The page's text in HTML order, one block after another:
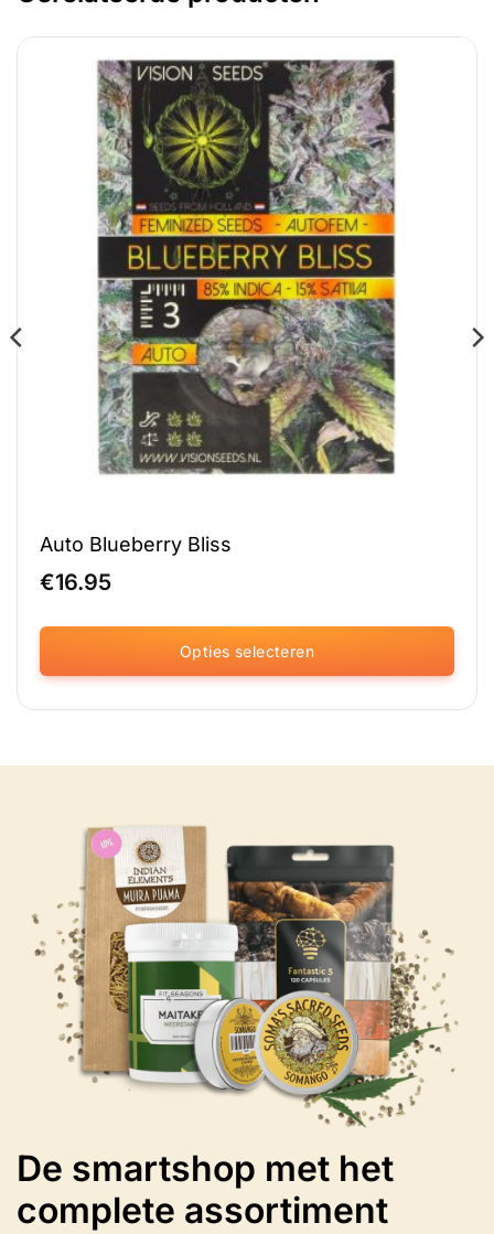
Auto Blueberry Bliss
€16.95
Opties selecteren
Dit
product
worden
op
de
productpagina
De smartshop met het
complete assortiment